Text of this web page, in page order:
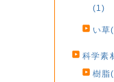
(1)
い草
科学素
樹脂